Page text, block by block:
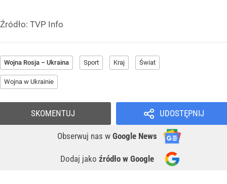
Źródło: TVP Info
Wojna Rosja – Ukraina Sport Kraj Świat
Wojna w Ukrainie
UDOSTĘPNIJ
Obserwuj nas w Google News
Dodaj jako źródło w Google
SKOMENTUJ